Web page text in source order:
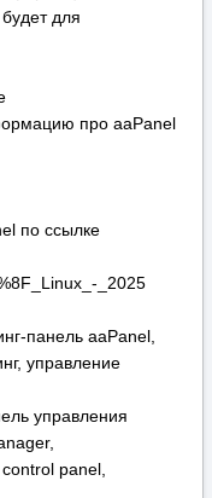
для
про aaPanel
по ссылке
_2025
панель aaPanel,
управление
управления
panel,